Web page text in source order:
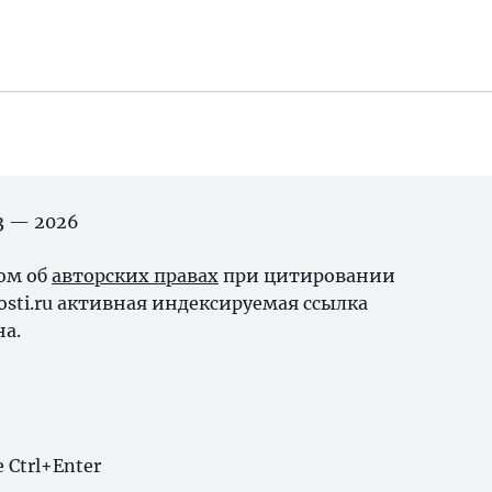
— 2026
об авторских правах при цитировании
активная индексируемая ссылка
Ctrl+Enter